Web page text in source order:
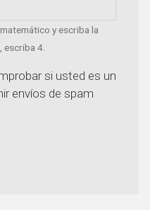
y escriba la
escriba 4.
si usted es un
envíos de spam